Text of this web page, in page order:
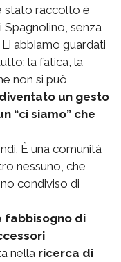
stato raccolto è
Spagnolino, senza
abbiamo guardati
la fatica, la
non si può
un gesto
“ci siamo” che
È una comunità
nessuno, che
condiviso di
fabbisogno di
nella ricerca di